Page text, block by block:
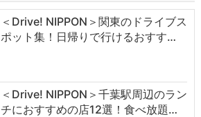
＜Drive! NIPPON＞関東のドライブス
ポット集！日帰りで行けるおすす…
＜Drive! NIPPON＞千葉駅周辺のラン
チにおすすめの店12選！食べ放題…